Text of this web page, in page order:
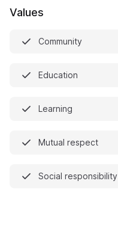
Values
Community
Education
Learning
Mutual respect
Social responsibility